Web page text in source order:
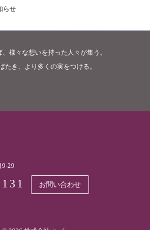
らせ
様々な想いを持った人々が集う。
たき、より多くの実をつける。
29
お問い合わせ